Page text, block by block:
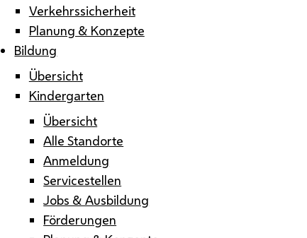
Verkehrssicherheit
Planung & Konzepte
Bildung
Übersicht
Kindergarten
Übersicht
Alle Standorte
Anmeldung
Servicestellen
Jobs & Ausbildung
Förderungen